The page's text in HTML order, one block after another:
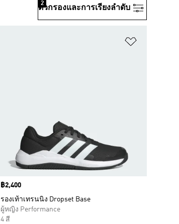
ตัวกรองและการเรียงลําดับ
2
Price
฿2,400
รองเท้าเทรนนิง Dropset Base
ผู้หญิง Performance
4 สี